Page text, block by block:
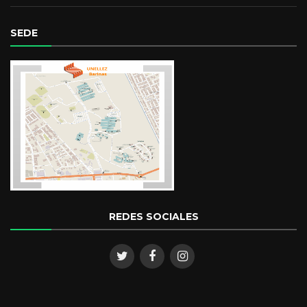
Ingeniero Agrónomo.
Culminando las Maestrías en Manejo de los Recursos: Agua y
Suelo y la Maestría en Innovación Curricular.
SEDE
REDES SOCIALES